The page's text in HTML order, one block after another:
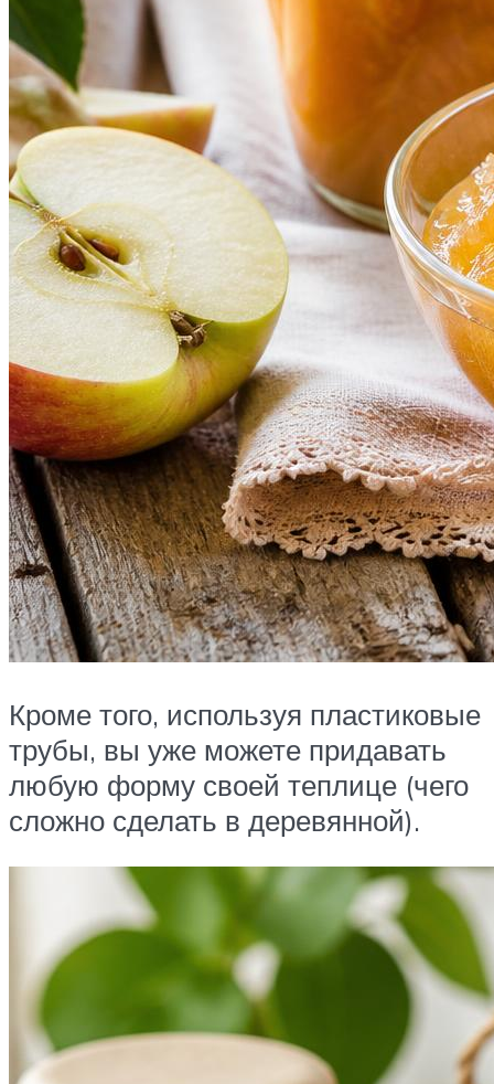
Кроме того, используя пластиковые
трубы, вы уже можете придавать
любую форму своей теплице (чего
сложно сделать в деревянной).